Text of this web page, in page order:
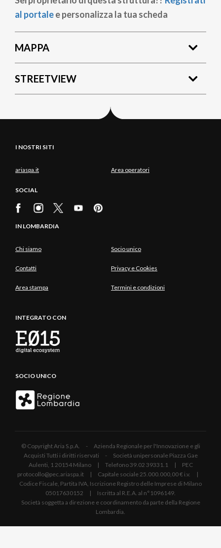
al portalee personalizza la tua scheda
MAPPA
STREETVIEW
I NOSTRI SITI
ariaspa.it Area operatori
SOCIAL
IN LOMBARDIA
Chi siamo Socio unico
Contatti Privacy e Cookies
Area stampa Termini e condizioni
INTEGRATO CON
SOCIO UNICO
© Copyright Aria S.p.A. - Azienda Regionale per l'Innovazione e gli
Acquisti Tutti i diritti riservati - Società unipersonale Piazza Gae
Aulenti, 1 20154 Milano | Telefono 39.02 39331.1 | PEC
protocollo@pec.ariaspa.it | Capitale sociale 25.000.000,00 € i.v. |
Codice Fiscale, Partita IVA, Iscrizione Registro delle Imprese di Milano
05017630152 | Iscritta al R.E.A. al n°1096149.
Società soggetta a direzione e coordinamento da parte della Regione
Lombardia.